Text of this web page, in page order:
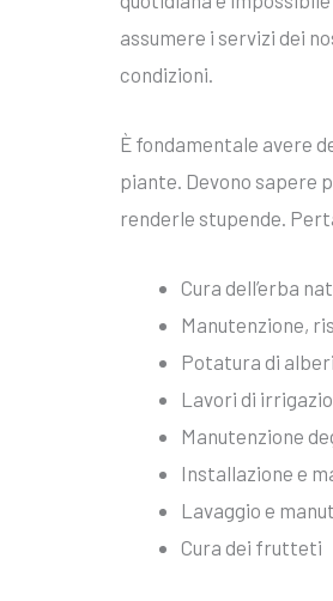
assumere i servizi dei
condizioni.
È fondamentale avere
piante. Devono sapere
renderle stupende.
Cura dell’erba
Manutenzione,
Potatura di
Lavori di
Manutenzione
Installazione e
Lavaggio e
Cura dei frutteti